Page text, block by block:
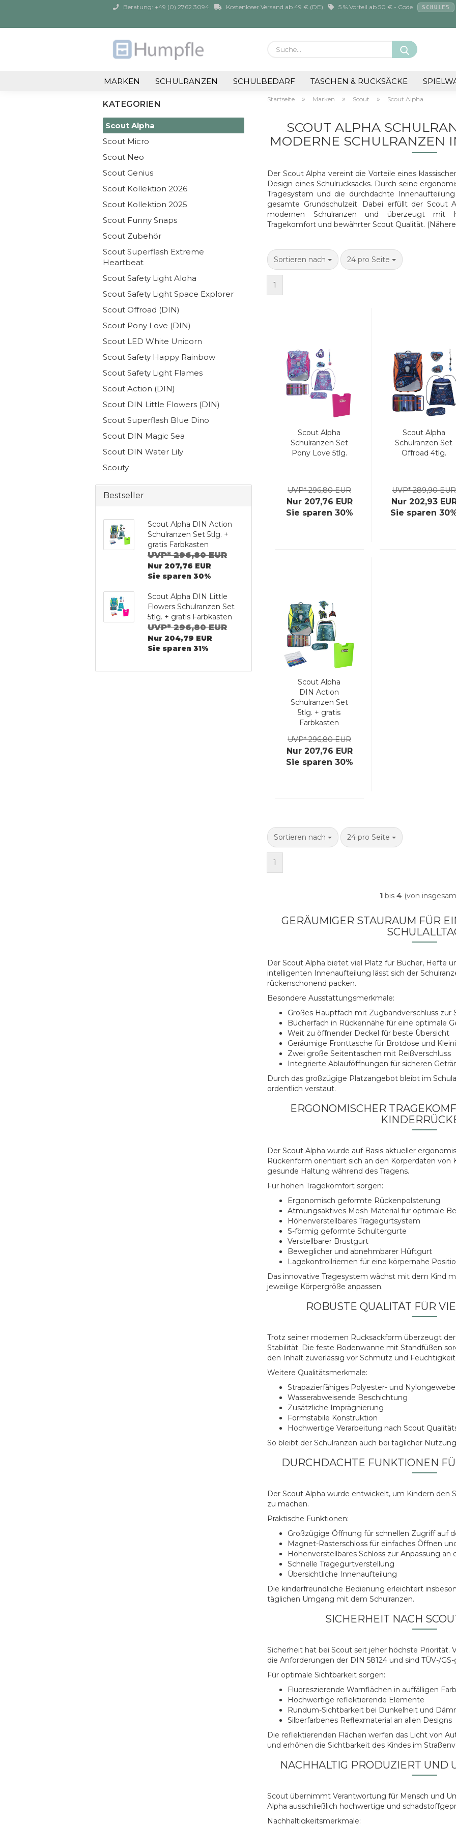
Beratung: +49 (0) 2762 3094 Kostenloser Versand ab 49 € (DE) 5 % Vorteil ab 50 € - Code SCHULE5
Suche...
MARKEN SCHULRANZEN SCHULBEDARF TASCHEN & RUCKSÄCKE
Startseite » Marken » Scout » Scout Alpha
SCOUT ALPHA
MODERNE SCHULRANZEN
Der Scout Alpha vereint die Vorteile eines
Design eines Schulrucksacks. Durch seine
Tragesystem und die durchdachte
gesamte Grundschulzeit. Dabei erfüllt der Scout
modernen Schulranzen und überzeugt mit
Tragekomfort und bewährter Scout Qualität.
Sortieren nach
Sortieren nach 24 pro Seite
pro Seite
1
Scout Alpha
Schulranzen Set
Pony Love 5tlg.
UVP* 296,80 EUR
Nur 207,76 EUR
Sie sparen 30%
Scout Alpha
Schulranzen Set
Offroad 4tlg.
UVP* 289,90 EUR
Nur 202,93
Sie sparen
Scout Alpha
DIN Action
Schulranzen Set
5tlg. + gratis
Farbkasten
UVP* 296,80 EUR
Nur 207,76 EUR
Sie sparen 30%
Sortieren nach
Sortieren nach 24 pro Seite
pro Seite
1
1bis 4 (von
GERÄUMIGER STAURAUM FÜR
Der Scout Alpha bietet viel Platz für Bücher, Hefte
intelligenten Innenaufteilung lässt sich der
rückenschonend packen.
Besondere Ausstattungsmerkmale:
Großes Hauptfach mit Zugbandverschluss zur
Bücherfach in Rückennähe für eine optimale
Weit zu öffnender Deckel für beste Übersicht
Geräumige Fronttasche für Brotdose und
Zwei große Seitentaschen mit Reißverschluss
Integrierte Ablauföffnungen für sicheren
Durch das großzügige Platzangebot bleibt im
ordentlich verstaut.
ERGONOMISCHER
Der Scout Alpha wurde auf Basis aktueller
Rückenform orientiert sich an den Körperdaten von
gesunde Haltung während des Tragens.
Für hohen Tragekomfort sorgen:
Ergonomisch geformte Rückenpolsterung
Atmungsaktives Mesh-Material für optimale
Höhenverstellbares Tragegurtsystem
S-förmig geformte Schultergurte
Verstellbarer Brustgurt
Beweglicher und abnehmbarer Hüftgurt
Lagekontrollriemen für eine körpernahe
Das innovative Tragesystem wächst mit dem Kind
jeweilige Körpergröße anpassen.
ROBUSTE QUALITÄT FÜR
Trotz seiner modernen Rucksackform überzeugt
Stabilität. Die feste Bodenwanne mit Standfüßen
den Inhalt zuverlässig vor Schmutz und Feuchtigkeit.
Weitere Qualitätsmerkmale:
Strapazierfähiges Polyester- und Nylongewebe
Wasserabweisende Beschichtung
Zusätzliche Imprägnierung
Formstabile Konstruktion
Hochwertige Verarbeitung nach Scout
So bleibt der Schulranzen auch bei täglicher
DURCHDACHTE FUNKTIONEN
Der Scout Alpha wurde entwickelt, um Kindern den
zu machen.
Praktische Funktionen:
Großzügige Öffnung für schnellen Zugriff auf
Magnet-Rasterschloss für einfaches Öffnen
Höhenverstellbares Schloss zur Anpassung an
Schnelle Tragegurtverstellung
Übersichtliche Innenaufteilung
Die kinderfreundliche Bedienung erleichtert
täglichen Umgang mit dem Schulranzen.
SICHERHEIT NACH
Sicherheit hat bei Scout seit jeher höchste Priorität.
die Anforderungen der DIN 58124 und sind TÜV-/
Für optimale Sichtbarkeit sorgen:
Fluoreszierende Warnflächen in auffälligen
Hochwertige reflektierende Elemente
Rundum-Sichtbarkeit bei Dunkelheit und
Silberfarbenes Reflexmaterial an allen Designs
Die reflektierenden Flächen werfen das Licht von
und erhöhen die Sichtbarkeit des Kindes im
NACHHALTIG PRODUZIERT UND
Scout übernimmt Verantwortung für Mensch und
Alpha ausschließlich hochwertige und
Nachhaltigkeitsmerkmale:
KATEGORIEN
Scout Alpha
Scout Micro
Scout Neo
Scout Genius
Scout Kollektion 2026
Scout Kollektion 2025
Scout Funny Snaps
Scout Zubehör
Scout Superflash Extreme
Heartbeat
Scout Safety Light Aloha
Scout Safety Light Space Explorer
Scout Offroad (DIN)
Scout Pony Love (DIN)
Scout LED White Unicorn
Scout Safety Happy Rainbow
Scout Safety Light Flames
Scout Action (DIN)
Scout DIN Little Flowers (DIN)
Scout Superflash Blue Dino
Scout DIN Magic Sea
Scout DIN Water Lily
Scouty
Bestseller
Scout Alpha DIN Action
Schulranzen Set 5tlg. +
gratis Farbkasten
UVP* 296,80 EUR
Nur 207,76 EUR
Sie sparen 30%
Scout Alpha DIN Little
Flowers Schulranzen Set
5tlg. + gratis Farbkasten
UVP* 296,80 EUR
Nur 204,79 EUR
Sie sparen 31%